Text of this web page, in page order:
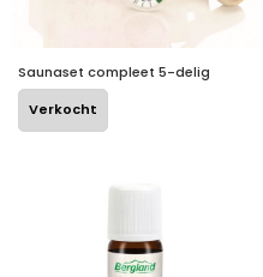
Saunaset compleet 5-delig
Verkocht